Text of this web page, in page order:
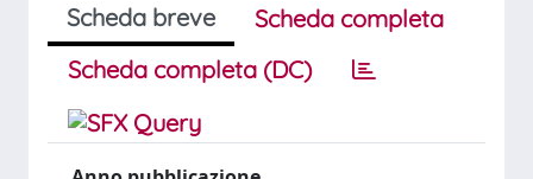
Scheda breve
Scheda completa
Scheda completa (DC)